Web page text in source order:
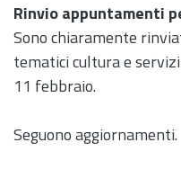
Rinvio appuntamenti
Sono chiaramente
tematici cultura e
11 febbraio.
Seguono aggiornamenti.